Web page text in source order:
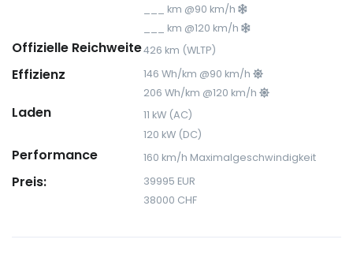
___ km @90 km/h
___ km @120 km/h
Offizielle Reichweite426 km (WLTP)
Effizienz
146 Wh/km @90 km/h
206 Wh/km @120 km/h
Laden
11 kW (AC)
120 kW (DC)
Performance 160 km/h Maximalgeschwindigkeit
Preis:
39995 EUR
38000 CHF